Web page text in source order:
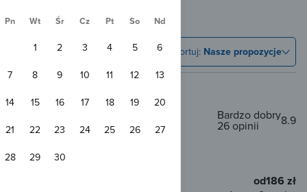
Pn Wt Śr Cz Pt So Nd
1 2 3 4 5
6
7
8 9 10 11 12
13
14
15 16 17 18 19
20
21
22 23 24 25 26
27
28
29 30
Sortuj: Nasze propozycje
8.9
Bardzo dobry
26 opinii
WiFi
od186 zł